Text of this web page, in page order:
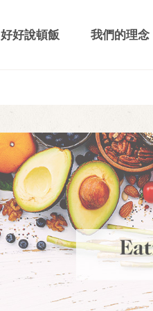
好好說頓飯 我們的理念